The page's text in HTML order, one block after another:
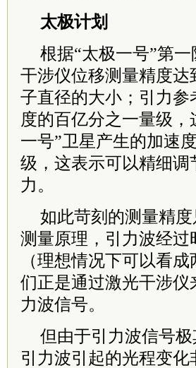
太极计划
根据“太极一号”第
干涉仪位移测量精度
子直径的大小；引力
度的百亿分之一量级
一号”卫星产生的加速
级，这表示可以精细
力。
如此苛刻的测量精
测量原理，引力波经
（理想情况下可以看
们正是通过激光干涉
力波信号。
但由于引力波信号
引力波引起的光程变